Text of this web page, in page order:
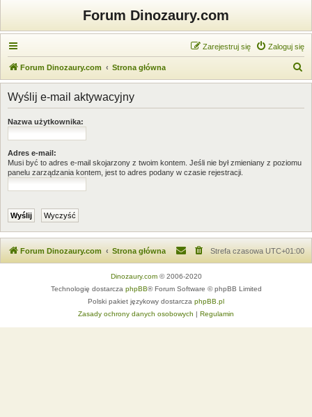
Forum Dinozaury.com
Zaloguj się
Zarejestruj się
Forum Dinozaury.com Strona główna
z
Wyślij e-mail aktywacyjny
Nazwa użytkownika:
Adres e-mail:
Musi być to adres e-mail skojarzony z twoim kontem. Jeśli nie był zmieniany z poziomu
panelu zarządzania kontem, jest to adres podany w czasie rejestracji.
Forum Dinozaury.com Strona główna Strefa czasowa UTC+01:00
Dinozaury.com© 2006-2020
Technologię dostarcza phpBB® Forum Software © phpBB Limited
Polski pakiet językowy dostarcza phpBB.pl
Zasady ochrony danych osobowych | Regulamin